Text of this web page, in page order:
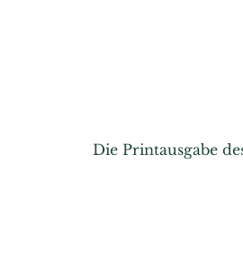
Die Printausgabe